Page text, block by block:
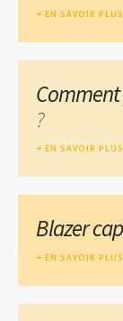
EN SAVOIR PLUS
?
EN SAVOIR PLUS
Blazer
EN SAVOIR PLUS